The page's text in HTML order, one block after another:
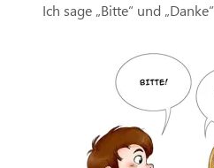
Ich sage „Bitte“ und „Danke“